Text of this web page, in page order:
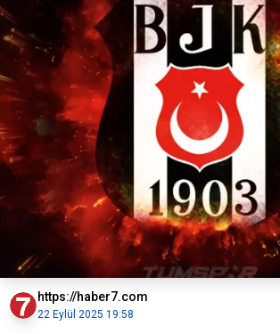
https://haber7.com
22 Eylül 2025 19:58